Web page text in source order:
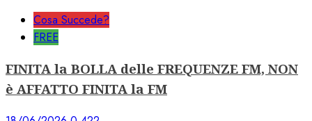
Cosa Succede?
FREE
FINITA la BOLLA delle FREQUENZE FM, NON
è AFFATTO FINITA la FM